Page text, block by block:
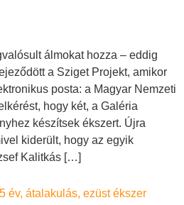
álmokat hozza – eddig
a Sziget Projekt, amikor
posta: a Magyar Nemzeti
hogy két, a Galéria
készítsek ékszert. Újra
kiderült, hogy az egyik
Kalitkás […]
év, átalakulás, ezüst ékszer